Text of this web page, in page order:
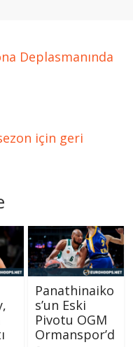
Deplasmanında
için geri
Panathinaiko
s’un Eski
Pivotu OGM
Ormanspor’d